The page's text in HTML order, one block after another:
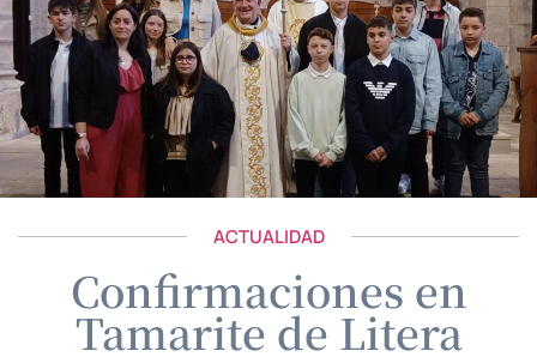
ACTUALIDAD
Confirmaciones en
Tamarite de Litera